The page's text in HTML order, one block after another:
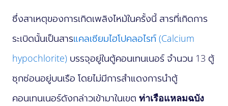
ซึ่งสาเหตุของการเกิดเพลิงไหม้ในครั้งนี้ สารที่เกิดการ
ระเบิดนั้นเป็นสารแคลเซียมไฮโปคลอไรท์ (Calcium
hypochlorite) บรรจุอยู่ในตู้คอนเทนเนอร์ จำนวน 13 ตู้
ซุกซ่อนอยู่บนเรือ โดยไม่มีการสำแดงการนำตู้
คอนเทนเนอร์ดังกล่าวเข้ามาในเขต ท่าเรือแหลมฉบัง